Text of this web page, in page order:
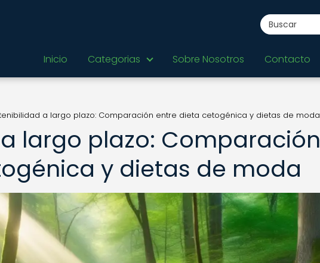
Inicio Categorias Sobre Nosotros Contacto
a largo plazo: Comparación entre dieta cetogénica y dietas de moda
largo plazo: Comparación
y dietas de moda